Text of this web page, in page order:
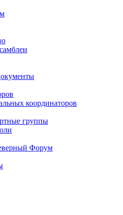
координаторов
группы
Форум